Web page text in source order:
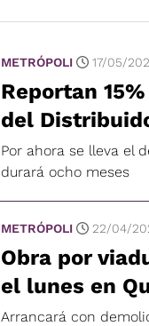
METRÓPOLI 17/05/
Reportan
del
Por ahora se lleva el
durará ocho meses
METRÓPOLI 22/04/
Obra por
el lunes en
Arrancará con